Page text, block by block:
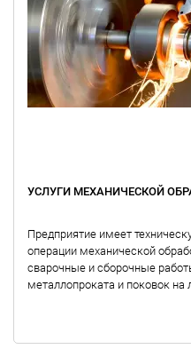
УСЛУГИ МЕХАНИЧЕСКОЙ
Предприятие имеет
операции механической
сварочные и сборочные
металлопроката и поковок на